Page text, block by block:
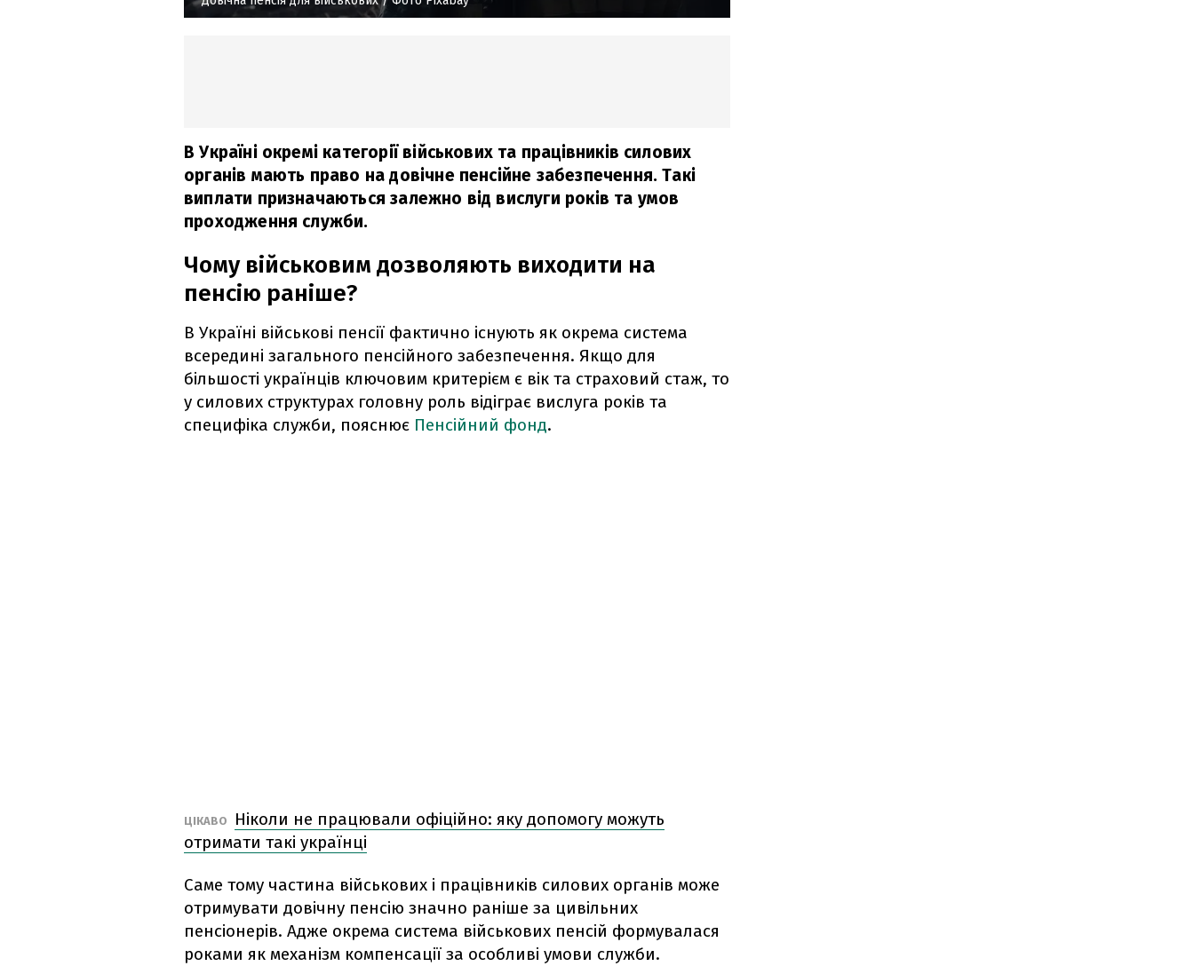
В Україні окремі категорії військових та працівників силових
органів мають право на довічне пенсійне забезпечення. Такі
виплати призначаються залежно від вислуги років та умов
проходження служби.
Чому військовим дозволяють виходити на
пенсію раніше?
В Україні військові пенсії фактично існують як окрема система
всередині загального пенсійного забезпечення. Якщо для
більшості українців ключовим критерієм є вік та страховий стаж, то
у силових структурах головну роль відіграє вислуга років та
специфіка служби, пояснює Пенсійний фонд.
ЦІКАВО
Ніколи не працювали офіційно: яку допомогу можуть
отримати такі українці
Саме тому частина військових і працівників силових органів може
отримувати довічну пенсію значно раніше за цивільних
пенсіонерів. Адже окрема система військових пенсій формувалася
роками як механізм компенсації за особливі умови служби.